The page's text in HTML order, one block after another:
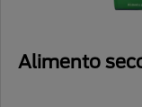
Alimento